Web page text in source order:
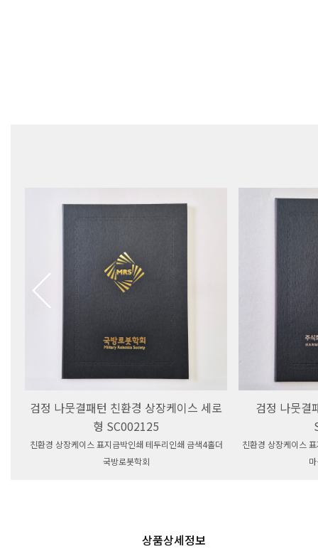
검정 나뭇결패턴 친환경 상장케이스 세로
형 SC002125
친환경 상장케이스 표지금박인쇄 테두리인쇄 금색4홀더
국방로봇학회
검정 나뭇결
친환경 상장케이스
상품상세정보